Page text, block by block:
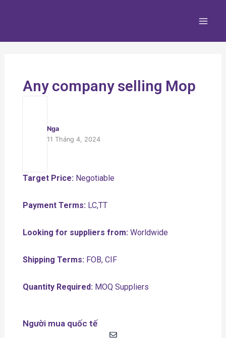
Any company selling Mop
Nga
11 Tháng 4, 2024
Target Price:Negotiable
Payment Terms:LC,TT
Looking for suppliers from:Worldwide
Shipping Terms:FOB, CIF
Quantity Required:MOQ Suppliers
Người mua quốc tế